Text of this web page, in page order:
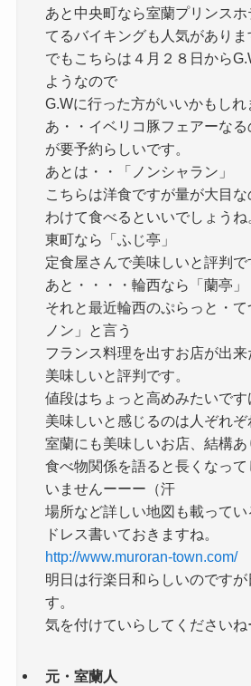
あと中央町なら室蘭プリンス
てるバイキングも人気がありま
でもこちらは４月２８日から
ようなので
G.Wに行った方がいいかもしれ
あ・・イベリコ豚フェアーな
が要予約らしいです。
あとは・・「ノンシャラン」
こちらは洋食ですが量が大目
わけて食べるといいでしょうね
東町なら「ふじ亭」
定食屋さんで美味しいと評判で
あと・・・・輪西なら「蘭亭」
それと最近輪西のぷらっと・
ノン」と言う
フランス料理を出すお店が出来
美味しいと評判です。
値段はちょっと高めみたいです
美味しいと感じるのは人ぞれ
室蘭にも美味しいお店、結構
食べ物関係を語ると長くなっ
いませんーーー（汗
場所など詳しい地図も載って
ドレス書いておきますね。
http://www.muroran-town.com/
明日は行楽日和らしいのです
す。
気を付けていらしてくださいね
元・室蘭人